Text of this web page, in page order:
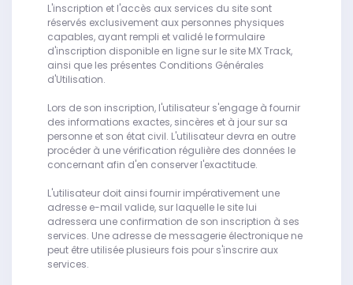
L'inscription et l'accès aux services du site sont
réservés exclusivement aux personnes physiques
capables, ayant rempli et validé le formulaire
d'inscription disponible en ligne sur le site MX Track,
ainsi que les présentes Conditions Générales
d'Utilisation.
Lors de son inscription, l'utilisateur s'engage à fournir
des informations exactes, sincères et à jour sur sa
personne et son état civil. L'utilisateur devra en outre
procéder à une vérification régulière des données le
concernant afin d'en conserver l'exactitude.
L'utilisateur doit ainsi fournir impérativement une
adresse e-mail valide, sur laquelle le site lui
adressera une confirmation de son inscription à ses
services. Une adresse de messagerie électronique ne
peut être utilisée plusieurs fois pour s'inscrire aux
services.